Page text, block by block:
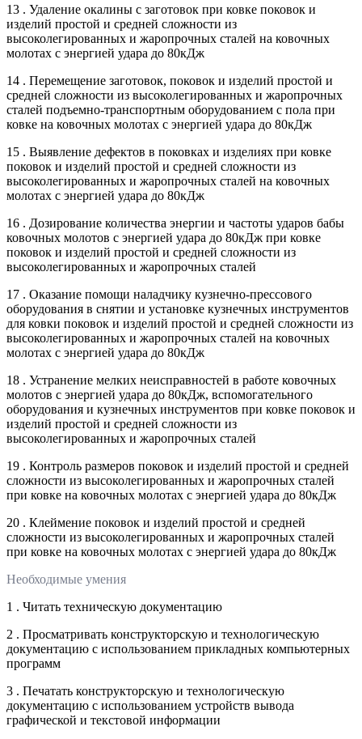
13 . Удаление окалины с заготовок при ковке поковок и
изделий простой и средней сложности из
высоколегированных и жаропрочных сталей на ковочных
молотах с энергией удара до 80кДж
14 . Перемещение заготовок, поковок и изделий простой и
средней сложности из высоколегированных и жаропрочных
сталей подъемно-транспортным оборудованием с пола при
ковке на ковочных молотах с энергией удара до 80кДж
15 . Выявление дефектов в поковках и изделиях при ковке
поковок и изделий простой и средней сложности из
высоколегированных и жаропрочных сталей на ковочных
молотах с энергией удара до 80кДж
16 . Дозирование количества энергии и частоты ударов бабы
ковочных молотов с энергией удара до 80кДж при ковке
поковок и изделий простой и средней сложности из
высоколегированных и жаропрочных сталей
17 . Оказание помощи наладчику кузнечно-прессового
оборудования в снятии и установке кузнечных инструментов
для ковки поковок и изделий простой и средней сложности из
высоколегированных и жаропрочных сталей на ковочных
молотах с энергией удара до 80кДж
18 . Устранение мелких неисправностей в работе ковочных
молотов с энергией удара до 80кДж, вспомогательного
оборудования и кузнечных инструментов при ковке поковок и
изделий простой и средней сложности из
высоколегированных и жаропрочных сталей
19 . Контроль размеров поковок и изделий простой и средней
сложности из высоколегированных и жаропрочных сталей
при ковке на ковочных молотах с энергией удара до 80кДж
20 . Клеймение поковок и изделий простой и средней
сложности из высоколегированных и жаропрочных сталей
при ковке на ковочных молотах с энергией удара до 80кДж
Необходимые умения
1 . Читать техническую документацию
2 . Просматривать конструкторскую и технологическую
документацию с использованием прикладных компьютерных
программ
3 . Печатать конструкторскую и технологическую
документацию с использованием устройств вывода
графической и текстовой информации